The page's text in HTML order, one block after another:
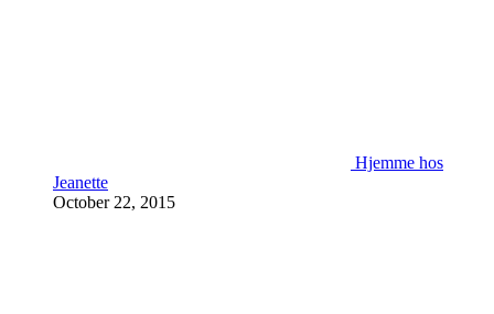
Hjemme hos
Jeanette
October 22, 2015